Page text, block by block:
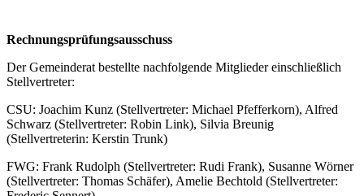
Rechnungsprüfungsausschuss
Der Gemeinderat bestellte nachfolgende Mitglieder einschließlich
Stellvertreter:
CSU: Joachim Kunz (Stellvertreter: Michael Pfefferkorn), Alfred
Schwarz (Stellvertreter: Robin Link), Silvia Breunig
(Stellvertreterin: Kerstin Trunk)
FWG: Frank Rudolph (Stellvertreter: Rudi Frank), Susanne Wörner
(Stellvertreter: Thomas Schäfer), Amelie Bechtold (Stellvertreter: